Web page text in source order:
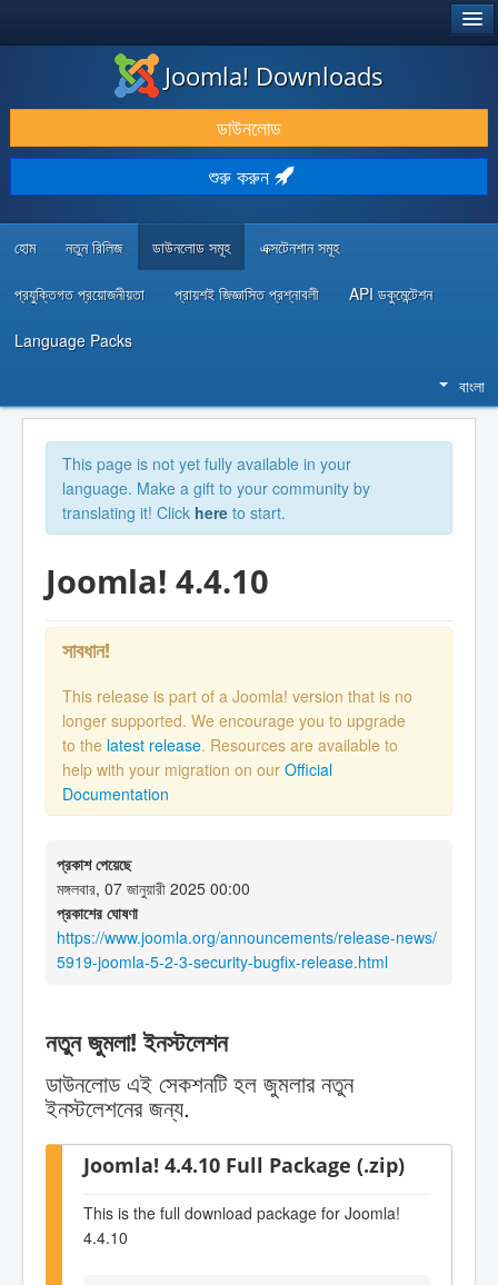
ডাউনলোড & প্রসারিত করুন
আবিষ্কার & শিখুন
কমিউনিটি & সহায়তা
Joomla! Downloads
ডাউনলোড
শুরু করুন
হোম নতুন রিলিজ ডাউনলোড সমূহ এক্সটেনশান সমূহ
প্রযুক্তিগত প্রয়োজনীয়তা প্রায়শই জিজ্ঞাসিত প্রশ্নাবলী API ডকুমেন্টেশন
Language Packs
বাংলা
This page is not yet fully available in your
language. Make a gift to your community by
translating it! Click here to start.
Joomla! 4.4.10
সাবধান!
This release is part of a Joomla! version that is no
longer supported. We encourage you to upgrade
to the latest release. Resources are available to
help with your migration on our Official
Documentation
প্রকাশ পেয়েছে
মঙ্গলবার, 07 জানুয়ারী 2025 00:00
প্রকাশের ঘোষণা
https://www.joomla.org/announcements/release-news/
5919-joomla-5-2-3-security-bugfix-release.html
নতুন জুমলা! ইনস্টলেশন
ডাউনলোড এই সেকশনটি হল জুমলার নতুন
ইনস্টলেশনের জন্য.
Joomla! 4.4.10 Full Package (.zip)
This is the full download package for Joomla!
4.4.10